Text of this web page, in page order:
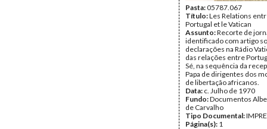
Pasta:05787.067
Título:Les Relations
Portugal et le Vatican
Assunto:Recorte de
identificado com artigo
declarações na Rádio
das relações entre
Sé, na sequência da
Papa de dirigentes dos
de libertação africanos.
Data: c. Julho de 1970
Fundo:Documentos
de Carvalho
Tipo Documental:
Página(s): 1